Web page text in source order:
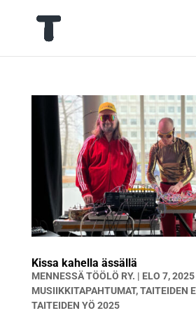
Kissa kahella ässällä
MENNESSÄTÖÖLÖ RY. | ELO 7, 2025
MUSIIKKITAPAHTUMAT,TAITEIDEN
TAITEIDEN YÖ 2025